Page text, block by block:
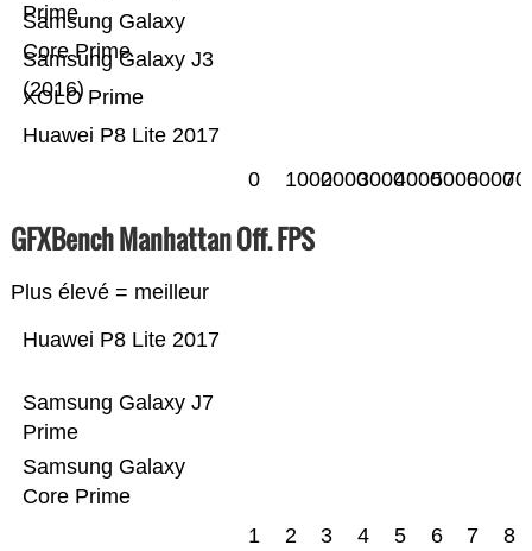
Huawei P8 Lite 2017
XOLO Prime
Samsung Galaxy J3
(2016)
Samsung Galaxy
Core Prime
Prime
0 100020003000400050006000
GFXBench Manhattan Off. FPS
Plus élevé = meilleur
Samsung Galaxy
Core Prime
Samsung Galaxy J7
Prime
Huawei P8 Lite 2017
1 2 3 4 5 6 7 8